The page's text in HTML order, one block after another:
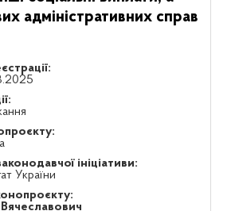
адміністративних справ
ініціативи:
України